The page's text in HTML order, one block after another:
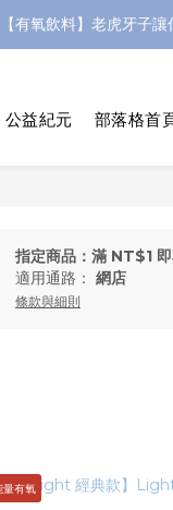
有氧飲料】老虎牙子
公益紀元 部落格首
指定商品：滿 NT$1
適用通路： 網店
條款與細則
量有氧